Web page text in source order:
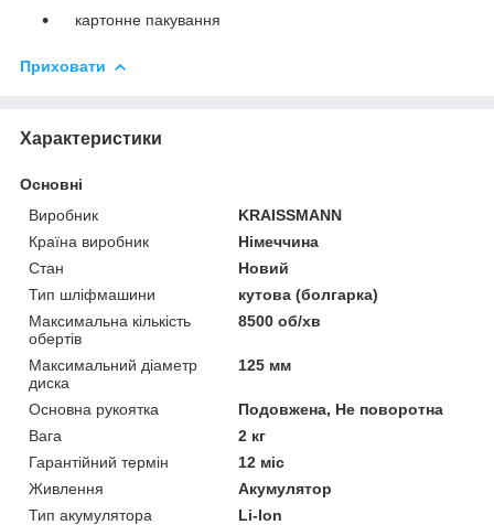
картонне пакування
Приховати
Характеристики
Основні
Виробник
KRAISSMANN
Країна виробник
Німеччина
Стан
Новий
Тип шліфмашини
кутова (болгарка)
Максимальна кількість
обертів
8500 об/хв
Максимальний діаметр
диска
125 мм
Основна рукоятка
Подовжена, Не поворотна
Вага
2 кг
Гарантійний термін
12 міс
Живлення
Акумулятор
Тип акумулятора
Li-Ion